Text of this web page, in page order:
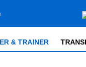
& TRAINER